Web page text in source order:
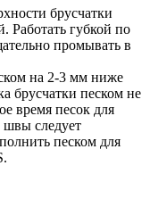
брусчатки
Работать губкой по
промывать в
на 2-3 мм ниже
брусчатки песком не
время песок для
швы следует
песком для